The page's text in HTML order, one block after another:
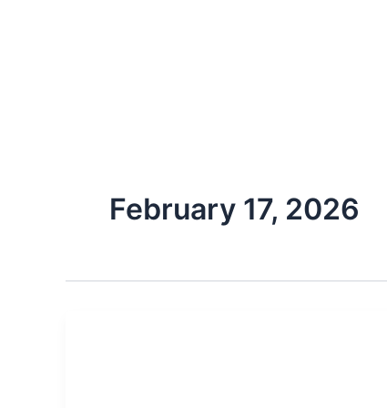
February 17, 2026